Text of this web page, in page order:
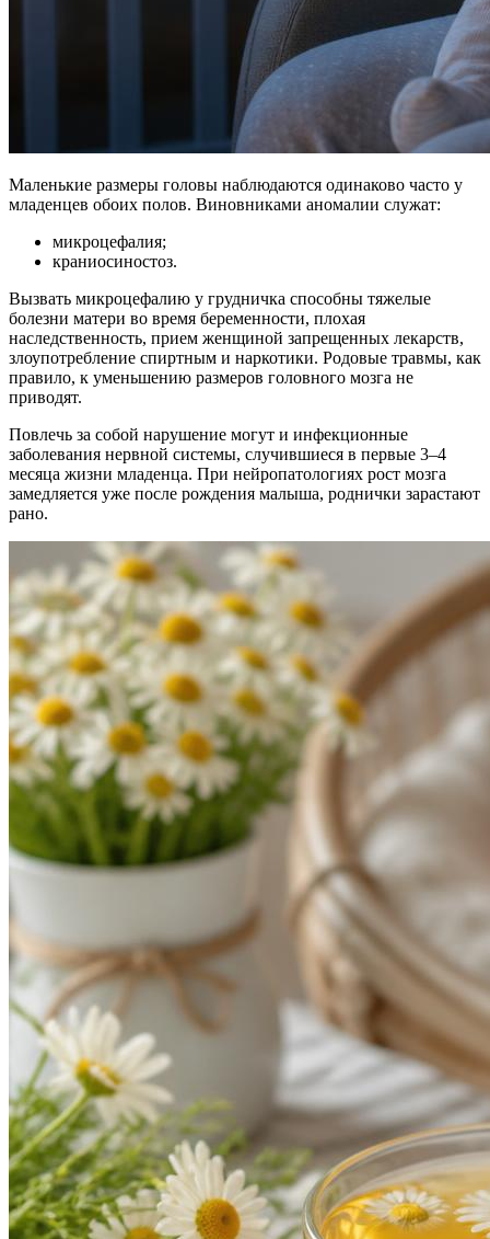
Маленькие размеры головы наблюдаются одинаково часто у
младенцев обоих полов. Виновниками аномалии служат:
микроцефалия;
краниосиностоз.
Вызвать микроцефалию у грудничка способны тяжелые
болезни матери во время беременности, плохая
наследственность, прием женщиной запрещенных лекарств,
злоупотребление спиртным и наркотики. Родовые травмы, как
правило, к уменьшению размеров головного мозга не
приводят.
Повлечь за собой нарушение могут и инфекционные
заболевания нервной системы, случившиеся в первые 3–4
месяца жизни младенца. При нейропатологиях рост мозга
замедляется уже после рождения малыша, роднички зарастают
рано.